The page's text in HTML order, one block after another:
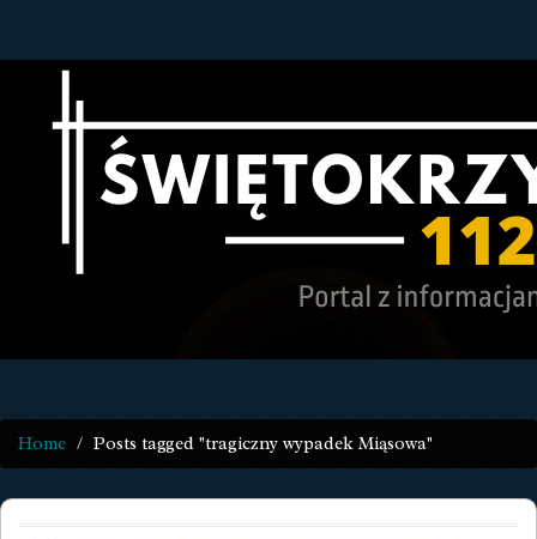
Home Posts tagged "tragiczny wypadek Miąsowa"